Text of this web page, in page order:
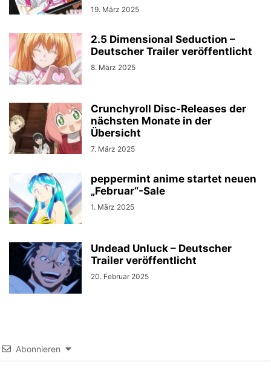
19. März 2025
2.5 Dimensional Seduction –
Deutscher Trailer veröffentlicht
8. März 2025
Crunchyroll Disc-Releases der
nächsten Monate in der
Übersicht
7. März 2025
peppermint anime startet neuen
„Februar“-Sale
1. März 2025
Undead Unluck – Deutscher
Trailer veröffentlicht
20. Februar 2025
Abonnieren